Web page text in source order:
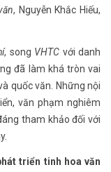
, Nguyễn Khắc Hiếu,
, song VHTC với danh
đã làm khá tròn vai
quốc văn. Những nội
văn phạm nghiêm
tham khảo đối với
triển tinh hoa văn